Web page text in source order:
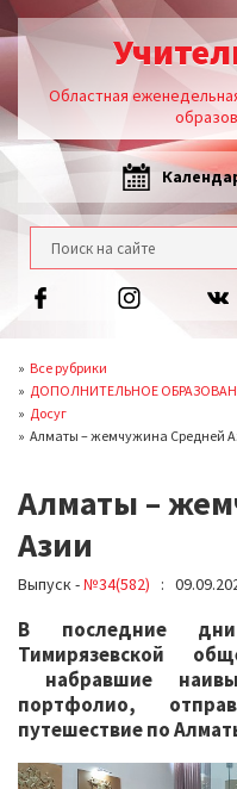
Областная
Все рубрики
ДОПОЛНИТЕЛЬНОЕ
Досуг
Алматы – жемчужина Средней
Алматы –
Азии
Выпуск -№34(582) :
В последние
Тимирязевской
набравшие
портфолио,
путешествие по